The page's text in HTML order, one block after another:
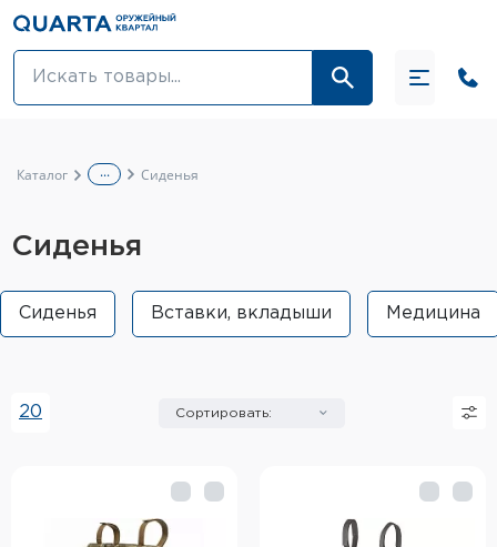
Оптовикам
Оружие и патроны
Тюнинг оружия и ЗИП
Каталог ... Сиденья
Сиденья
Сиденья Вставки, вкладыши Медицина
Сортировать:
20